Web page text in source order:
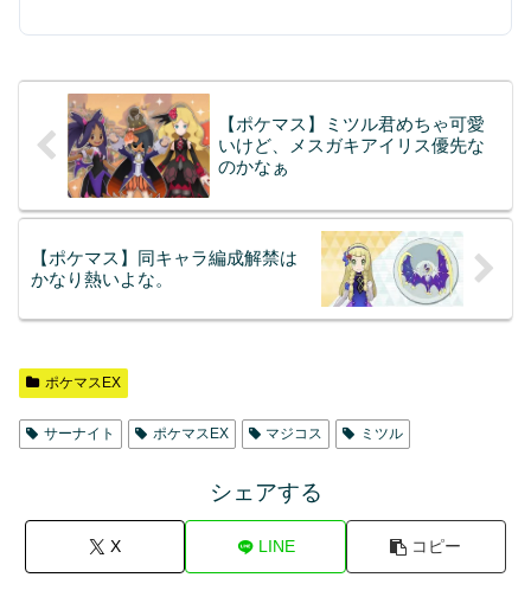
【ポケマス】ミツル君めちゃ可愛
いけど、メスガキアイリス優先な
のかなぁ
【ポケマス】同キャラ編成解禁は
かなり熱いよな。
ポケマスEX
サーナイト ポケマスEX マジコス ミツル
シェアする
X LINE コピー